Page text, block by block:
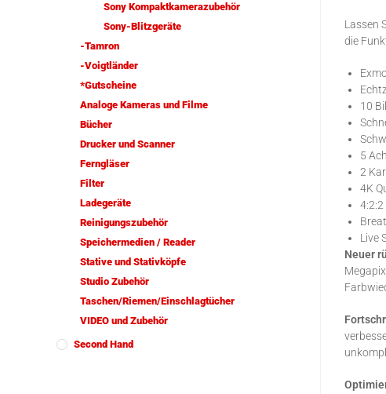
Lassen
die
10
5
2
4K
4:2:2
Live
Neuer
Sony Kompaktkamerazubehör
Sony-Blitzgeräte
-Tamron
-Voigtländer
*Gutscheine
Analoge Kameras und Filme
Bücher
Drucker und Scanner
Ferngläser
Filter
Ladegeräte
Reinigungszubehör
Speichermedien / Reader
Stative und Stativköpfe
Studio Zubehör
Taschen/Riemen/Einschlagtücher
VIDEO und Zubehör
Second Hand